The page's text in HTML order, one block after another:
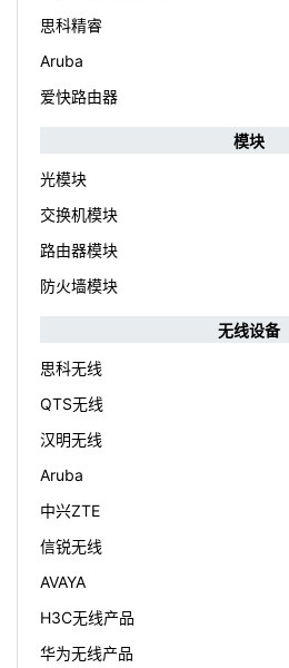
思科精睿
Aruba
爱快路由器
模块
光模块
交换机模块
路由器模块
防火墙模块
无线设备
思科无线
QTS无线
汉明无线
Aruba
中兴ZTE
信锐无线
AVAYA
H3C无线产品
华为无线产品